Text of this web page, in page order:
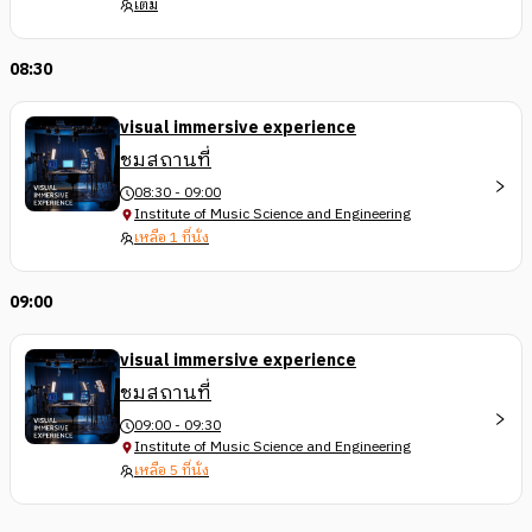
เต็ม
08:30
visual immersive experience
ชมสถานที่
08:30 - 09:00
Institute of Music Science and Engineering
เหลือ 1 ที่นั่ง
09:00
visual immersive experience
ชมสถานที่
09:00 - 09:30
Institute of Music Science and Engineering
เหลือ 5 ที่นั่ง